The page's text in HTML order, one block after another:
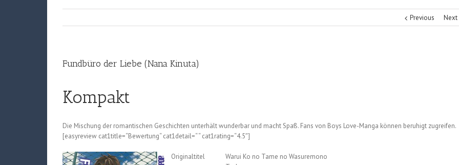
Previous Next
Fundbüro der Liebe (Nana Kinuta)
Kompakt
Die Mischung der romantischen Geschichten unterhält wunderbar und macht Spaß. Fans von Boys Love-Manga können beruhigt zugreifen.
[easyreview cat1title=“Bewertung“ cat1detail=“ “ cat1rating=“4.5″]
Originaltitel
Warui Ko no Tame no Wasuremono